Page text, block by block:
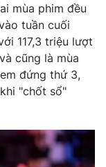
mùa phim đều
tuần cuối
117,3 triệu lượt
cũng là mùa
đứng thứ 3,
"chốt sổ"